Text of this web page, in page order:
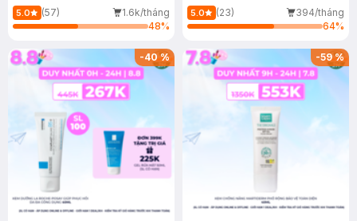
Dầu 500ml
5.0 (57)
1.6k/tháng
48%
(Mới)
5.0 (23)
394/tháng
64%
-40% -59%